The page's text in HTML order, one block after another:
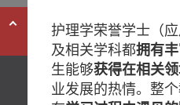
护理学荣誉学士（
及相关学科都拥有
生能够获得在相关
业发展的热情。整